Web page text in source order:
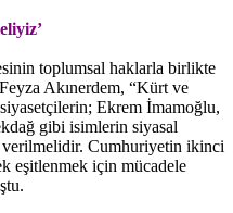
toplumsal haklarla birlikte
Akınerdem, “Kürt ve
Ekrem İmamoğlu,
gibi isimlerin siyasal
verilmelidir. Cumhuriyetin ikinci
eşitlenmek için mücadele